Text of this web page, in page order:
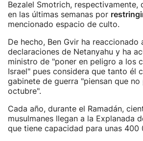
Bezalel Smotrich, respectivamente,
en las últimas semanas por
mencionado espacio de culto.
De hecho, Ben Gvir ha reaccionado
declaraciones de Netanyahu y ha
ministro de "poner en peligro a los
Israel" pues considera que tanto él
gabinete de guerra "piensan que
octubre".
Cada año, durante el Ramadán,
musulmanes llegan a la Explanada
que tiene capacidad para unas 400